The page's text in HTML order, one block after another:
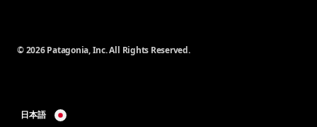
© 2026 Patagonia, Inc. All Rights Reserved.
日本語